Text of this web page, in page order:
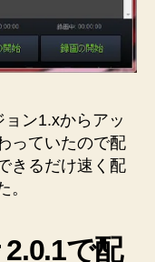
ン1.xからアッ
っていたので配
きるだけ速く配
。
で配